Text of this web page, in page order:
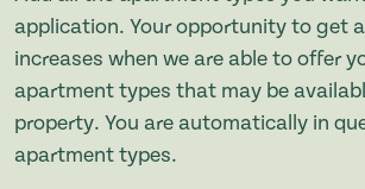
application. Your opportunity to get
increases when we are able to offer
apartment types that may be
property. You are automatically in
apartment types.